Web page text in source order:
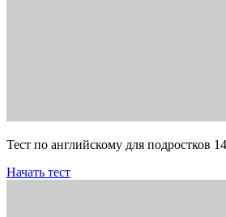
Тест по английскому для подростков
Начать тест